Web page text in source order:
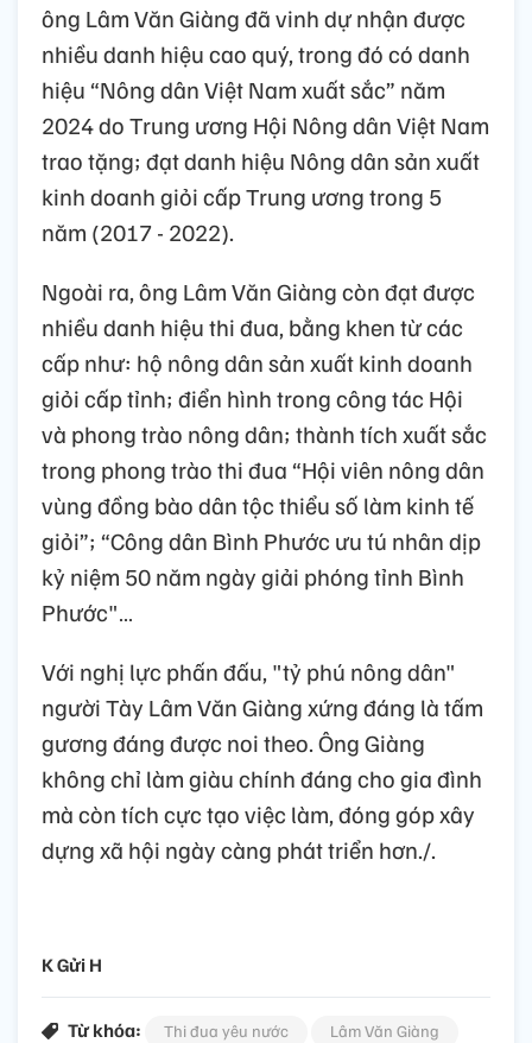
ông Lâm Văn Giàng đã vinh dự nhận được
nhiều danh hiệu cao quý, trong đó có danh
hiệu “Nông dân Việt Nam xuất sắc” năm
2024 do Trung ương Hội Nông dân Việt Nam
trao tặng; đạt danh hiệu Nông dân sản xuất
kinh doanh giỏi cấp Trung ương trong 5
năm (2017 - 2022).
Ngoài ra, ông Lâm Văn Giàng còn đạt được
nhiều danh hiệu thi đua, bằng khen từ các
cấp như: hộ nông dân sản xuất kinh doanh
giỏi cấp tỉnh; điển hình trong công tác Hội
và phong trào nông dân; thành tích xuất sắc
trong phong trào thi đua “Hội viên nông dân
vùng đồng bào dân tộc thiểu số làm kinh tế
giỏi”; “Công dân Bình Phước ưu tú nhân dịp
kỷ niệm 50 năm ngày giải phóng tỉnh Bình
Phước"…
Với nghị lực phấn đấu, "tỷ phú nông dân"
người Tày Lâm Văn Giàng xứng đáng là tấm
gương đáng được noi theo. Ông Giàng
không chỉ làm giàu chính đáng cho gia đình
mà còn tích cực tạo việc làm, đóng góp xây
dựng xã hội ngày càng phát triển hơn./.
K Gửi H
Từ khóa: Thi đua yêu nước
Lâm Văn Giàng